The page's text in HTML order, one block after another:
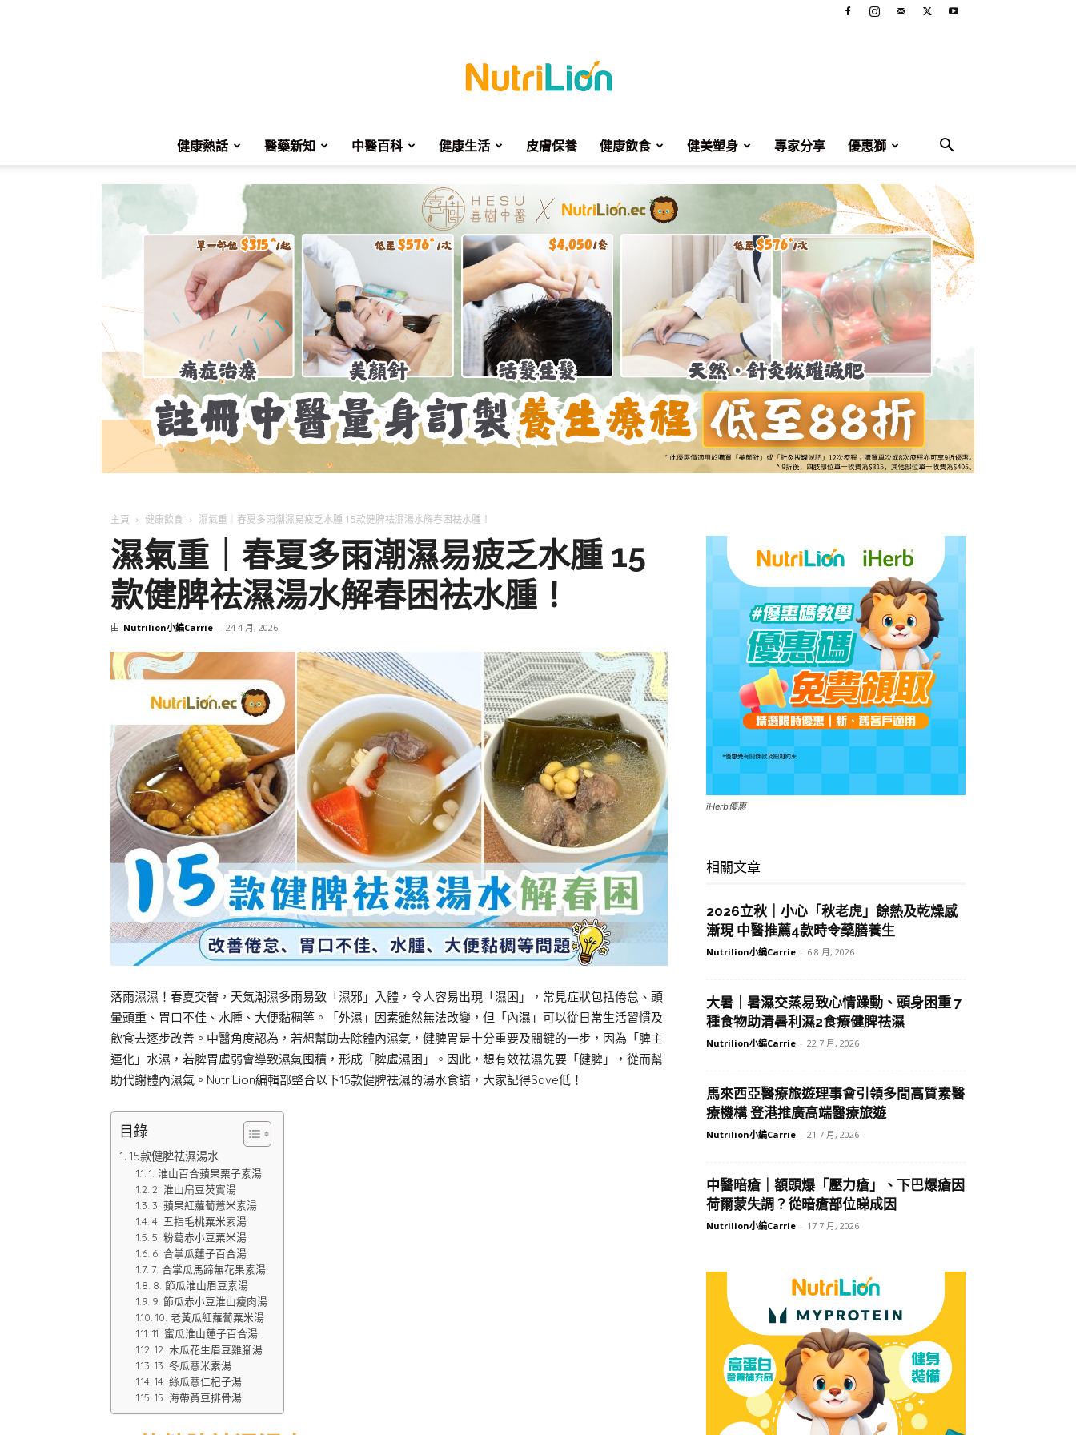
營
養
獅
健康熱話 醫藥新知 中醫百科 健康生活 皮膚保養 健康飲食 健美塑身 專家分享 優惠獅
主頁 健康飲食 濕氣重｜春夏多雨潮濕易疲乏水腫 15款健脾祛濕湯水解春困祛水腫！
濕氣重｜春夏多雨潮濕易疲乏水腫 15
款健脾祛濕湯水解春困祛水腫！
由 Nutrilion小編Carrie - 24 4 月, 2026
落雨濕濕！春夏交替，天氣潮濕多雨易致「濕邪」入體，令人容易出現「濕困」，常見症狀包括倦怠、頭
暈頭重、胃口不佳、水腫、大便黏稠等。「外濕」因素雖然無法改變，但「內濕」可以從日常生活習慣及
飲食去逐步改善。中醫角度認為，若想幫助去除體內濕氣，健脾胃是十分重要及關鍵的一步，因為「脾主
運化」水濕，若脾胃虛弱會導致濕氣囤積，形成「脾虛濕困」。因此，想有效祛濕先要「健脾」，從而幫
助代謝體內濕氣。NutriLion編輯部整合以下15款健脾祛濕的湯水食譜，大家記得Save低！
目錄
15款健脾祛濕湯水
1. 淮山百合蘋果栗子素湯
2. 淮山扁豆芡實湯
3. 蘋果紅蘿蔔薏米素湯
4. 五指毛桃粟米素湯
5. 粉葛赤小豆粟米湯
6. 合掌瓜蓮子百合湯
7. 合掌瓜馬蹄無花果素湯
8. 節瓜淮山眉豆素湯
9. 節瓜赤小豆淮山瘦肉湯
10. 老黃瓜紅蘿蔔粟米湯
11. 蜜瓜淮山蓮子百合湯
12. 木瓜花生眉豆雞腳湯
13. 冬瓜薏米素湯
14. 絲瓜薏仁杞子湯
15. 海帶黃豆排骨湯
iHerb優惠
相關文章
2026立秋｜小心「秋老虎」餘熱及乾燥感
漸現 中醫推薦4款時令藥膳養生
Nutrilion小編Carrie - 6 8 月, 2026
大暑｜暑濕交蒸易致心情躁動、頭身困重 7
種食物助清暑利濕2食療健脾祛濕
Nutrilion小編Carrie - 22 7 月, 2026
馬來西亞醫療旅遊理事會引領多間高質素醫
療機構 登港推廣高端醫療旅遊
Nutrilion小編Carrie - 21 7 月, 2026
中醫暗瘡｜額頭爆「壓力瘡」、下巴爆瘡因
荷爾蒙失調？從暗瘡部位睇成因
Nutrilion小編Carrie - 17 7 月, 2026